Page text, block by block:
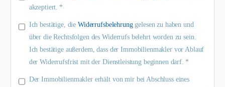
akzeptiert. *
Ich bestätige, dieWiderrufsbelehrunggelesen zu haben und
über die Rechtsfolgen des Widerrufs belehrt worden zu sein.
Ich bestätige außerdem, dass der Immobilienmakler vor Ablauf
der Widerrufsfrist mit der Dienstleistung beginnen darf. *
Der Immobilienmakler erhält von mir bei Abschluss eines